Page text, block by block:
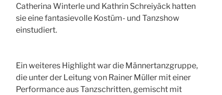
Catherina Winterle und Kathrin Schreiyäck hatten
sie eine fantasievolle Kostüm- und Tanzshow
einstudiert.
Ein weiteres Highlight war die Männertanzgruppe,
die unter der Leitung von Rainer Müller mit einer
Performance aus Tanzschritten, gemischt mit